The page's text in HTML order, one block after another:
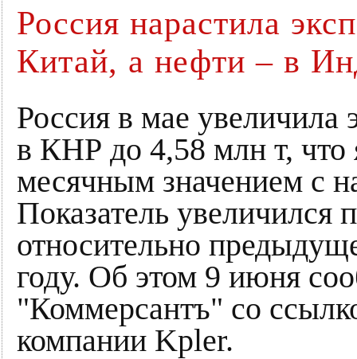
Россия нарастила
Китай, а нефти – в
Россия в мае увеличила
в КНР до 4,58 млн т, что
месячным значением с
Показатель увеличился
относительно
году. Об этом 9 июня
"Коммерсантъ" со
компании Kpler.